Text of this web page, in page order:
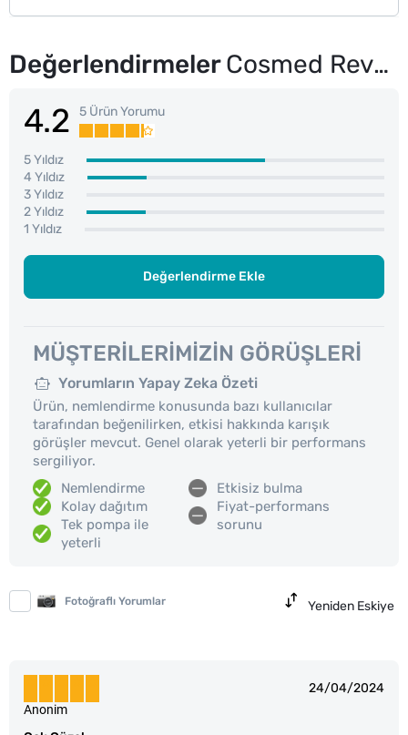
DeğerlendirmelerCosmed Revolution Nemlendirici Göz Çevresi Kremi 15 ml
4.2 5 Ürün Yorumu
5 Yıldız
4 Yıldız
3 Yıldız
2 Yıldız
1 Yıldız
Değerlendirme Ekle
MÜŞTERILERIMIZIN GÖRÜŞLERI
Yorumların Yapay Zeka Özeti
Ürün, nemlendirme konusunda bazı kullanıcılar
tarafından beğenilirken, etkisi hakkında karışık
görüşler mevcut. Genel olarak yeterli bir performans
sergiliyor.
Nemlendirme
Kolay dağıtım
Tek pompa ile
yeterli
Etkisiz bulma
Fiyat-performans
sorunu
Fotoğraflı Yorumlar Yeniden Eskiye
24/04/2024
Anonim